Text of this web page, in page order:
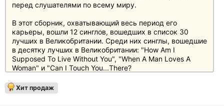
перед слушателями по всему миру.
В этот сборник, охватывающий весь период его
карьеры, вошли 12 синглов, вошедших в список 30
лучших в Великобритании. Среди них синглы, вошедшие
в десятку лучших в Великобритании: "How Am I
Supposed To Live Without You", "When A Man Loves A
Woman" и "Can I Touch You...There?
Отпечатано на 180-граммовом тяжелом виниле
золотого цвета в полиграфическом внутреннем рукаве.
Хит продаж